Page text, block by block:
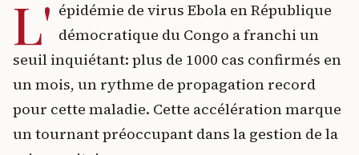
L' épidémie de virus Ebola en République
démocratique du Congo a franchi un
seuil inquiétant: plus de 1000 cas confirmés en
un mois, un rythme de propagation record
pour cette maladie. Cette accélération marque
un tournant préoccupant dans la gestion de la